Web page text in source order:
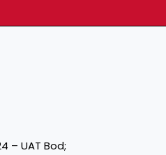
– UAT Bod;